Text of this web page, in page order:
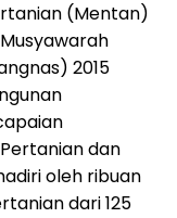
(Mentan)
2015
dan
oleh ribuan
dari 125